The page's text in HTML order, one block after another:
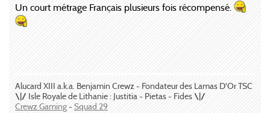
Un court métrage Français plusieurs fois récompensé.
Alucard XIII a.k.a. Benjamin Crewz - Fondateur des Lamas D'Or TSC
\|/ Isle Royale de Lithanie : Justitia - Pietas - Fides\|/
Crewz Gaming-Squad 29